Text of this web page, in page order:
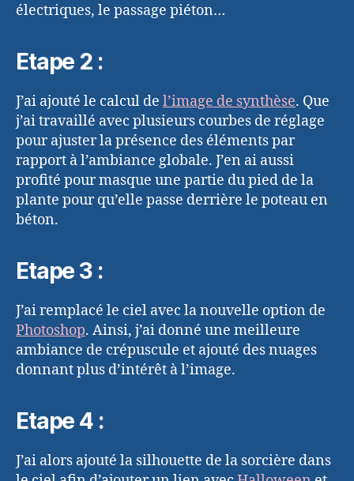
électriques, le passage piéton…
Etape 2 :
J’ai ajouté le calcul de l’image de synthèse. Que
j’ai travaillé avec plusieurs courbes de réglage
pour ajuster la présence des éléments par
rapport à l’ambiance globale. J’en ai aussi
profité pour masque une partie du pied de la
plante pour qu’elle passe derrière le poteau en
béton.
Etape 3 :
J’ai remplacé le ciel avec la nouvelle option de
Photoshop. Ainsi, j’ai donné une meilleure
ambiance de crépuscule et ajouté des nuages
donnant plus d’intérêt à l’image.
Etape 4 :
J’ai alors ajouté la silhouette de la sorcière dans